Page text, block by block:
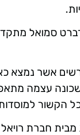
סמואל מתקדם
אשר
השכונה עצמה
הקשור